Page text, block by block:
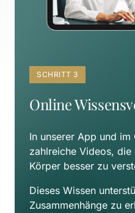
SCHRITT 3
Online
In unserer App und
zahlreiche Videos,
Körper besser zu
Dieses Wissen
Zusammenhänge zu